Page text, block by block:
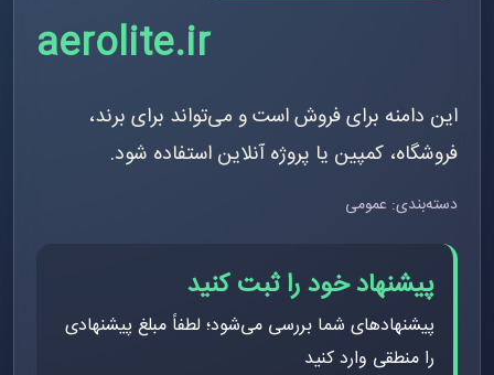
aerolite.ir
این دامنه برای فروش است و می‌تواند برای برند،
فروشگاه، کمپین یا پروژه آنلاین استفاده شود.
دسته‌بندی: عمومی
پیشنهاد خود را ثبت کنید
پیشنهادهای شما بررسی می‌شود؛ لطفاً مبلغ پیشنهادی
را منطقی وارد کنید